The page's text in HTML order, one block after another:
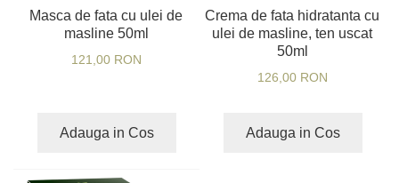
Masca de fata cu ulei de
masline 50ml
121,00 RON
Adauga in Cos
Crema de fata hidratanta cu
ulei de masline, ten uscat
50ml
126,00 RON
Adauga in Cos